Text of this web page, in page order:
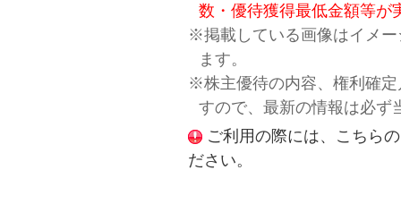
数・優待獲得最低金額等が
※掲載している画像はイメ
ます。
※株主優待の内容、権利確
すので、最新の情報は必ず
ご利用の際には、こちら
ださい。